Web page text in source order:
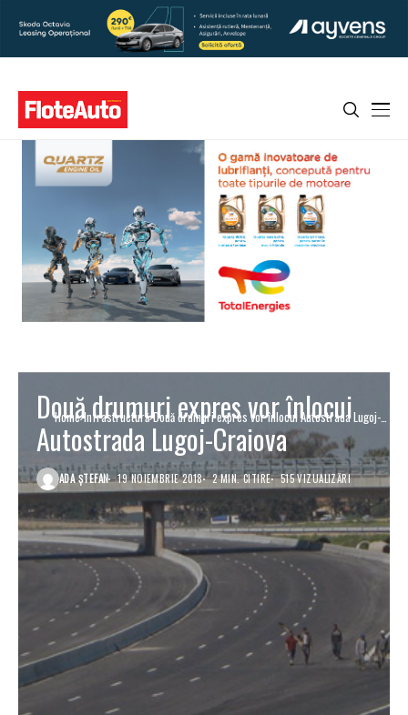
Home Infrastructură Două drumuri expres vor înlocui Autostrada Lugoj-
Craiova
Două drumuri expres vor înlocui
Autostrada Lugoj-Craiova
ADA ȘTEFAN 19 NOIEMBRIE 2018 2 MIN. CITIRE 515 VIZUALIZĂRI